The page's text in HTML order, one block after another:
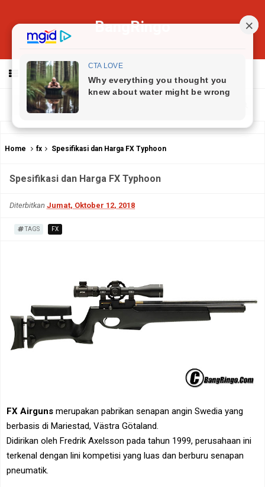
BangRingo
MENU
Home fx Spesifikasi dan Harga FX Typhoon
Spesifikasi dan Harga FX Typhoon
Diterbitkan Jumat, Oktober 12, 2018
TAGS FX
FX Airguns merupakan pabrikan senapan angin Swedia yang
berbasis di Mariestad, Västra Götaland.
Didirikan oleh Fredrik Axelsson pada tahun 1999, perusahaan ini
terkenal dengan lini kompetisi yang luas dan berburu senapan
pneumatik.